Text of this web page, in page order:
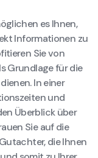
es Ihnen,
Informationen zu
Sie von
Grundlage für die
In einer
und
Überblick über
Sie auf die
die Ihnen